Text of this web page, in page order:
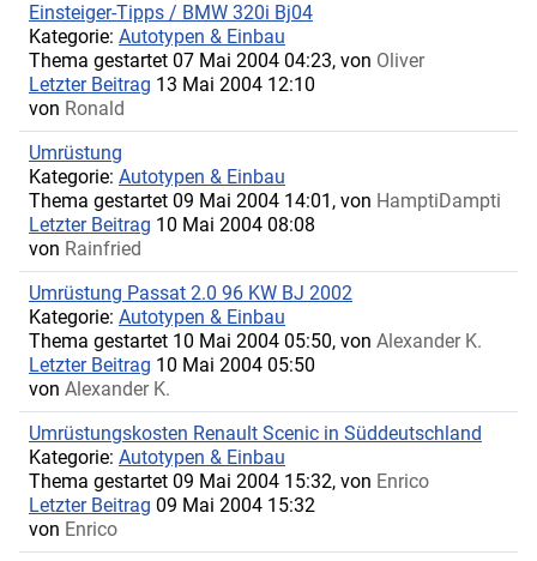
Einsteiger-Tipps / BMW 320i Bj04
Kategorie: Autotypen & Einbau
Thema gestartet 07 Mai 2004 04:23, von Oliver
Letzter Beitrag 13 Mai 2004 12:10
von Ronald
Umrüstung
Kategorie: Autotypen & Einbau
Thema gestartet 09 Mai 2004 14:01, von HamptiDampti
Letzter Beitrag 10 Mai 2004 08:08
von Rainfried
Umrüstung Passat 2.0 96 KW BJ 2002
Kategorie: Autotypen & Einbau
Thema gestartet 10 Mai 2004 05:50, von Alexander K.
Letzter Beitrag 10 Mai 2004 05:50
von Alexander K.
Umrüstungskosten Renault Scenic in Süddeutschland
Kategorie: Autotypen & Einbau
Thema gestartet 09 Mai 2004 15:32, von Enrico
Letzter Beitrag 09 Mai 2004 15:32
von Enrico